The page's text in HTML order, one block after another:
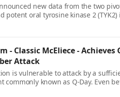
new data from the two
potent oral tyrosine kinase 2
- Classic McEliece -
Attack
is vulnerable to attack by a
commonly known as Q-Day. Even